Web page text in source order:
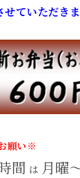
ていただきま
願い※
間 は 月曜